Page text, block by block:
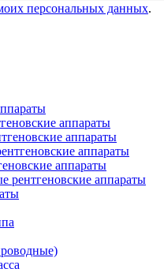
персональных данных.
аппараты
аппараты
аппараты
аппараты
рентгеновские аппараты